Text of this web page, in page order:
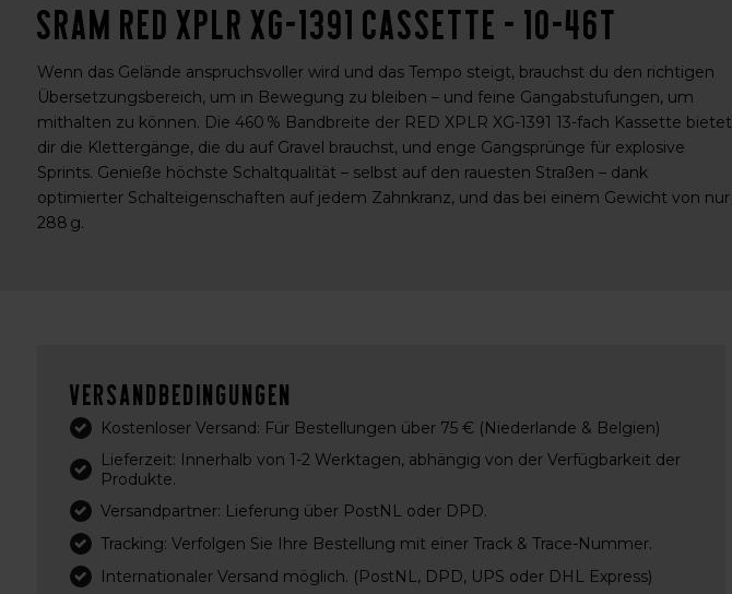
Sram RED XPLR XG-1391 Cassette - 10-46t
Wenn das Gelände anspruchsvoller wird und das Tempo steigt, brauchst du den richtigen
Übersetzungsbereich, um in Bewegung zu bleiben – und feine Gangabstufungen, um
mithalten zu können. Die 460 % Bandbreite der RED XPLR XG-1391 13-fach Kassette bietet
dir die Klettergänge, die du auf Gravel brauchst, und enge Gangsprünge für explosive
Sprints. Genieße höchste Schaltqualität – selbst auf den rauesten Straßen – dank
optimierter Schalteigenschaften auf jedem Zahnkranz, und das bei einem Gewicht von nur
288 g.
Versandbedingungen
Kostenloser Versand: Für Bestellungen über 75 € (Niederlande & Belgien)
Lieferzeit: Innerhalb von 1-2 Werktagen, abhängig von der Verfügbarkeit der
Produkte.
Versandpartner: Lieferung über PostNL oder DPD.
Tracking: Verfolgen Sie Ihre Bestellung mit einer Track & Trace-Nummer.
Internationaler Versand möglich. (PostNL, DPD, UPS oder DHL Express)